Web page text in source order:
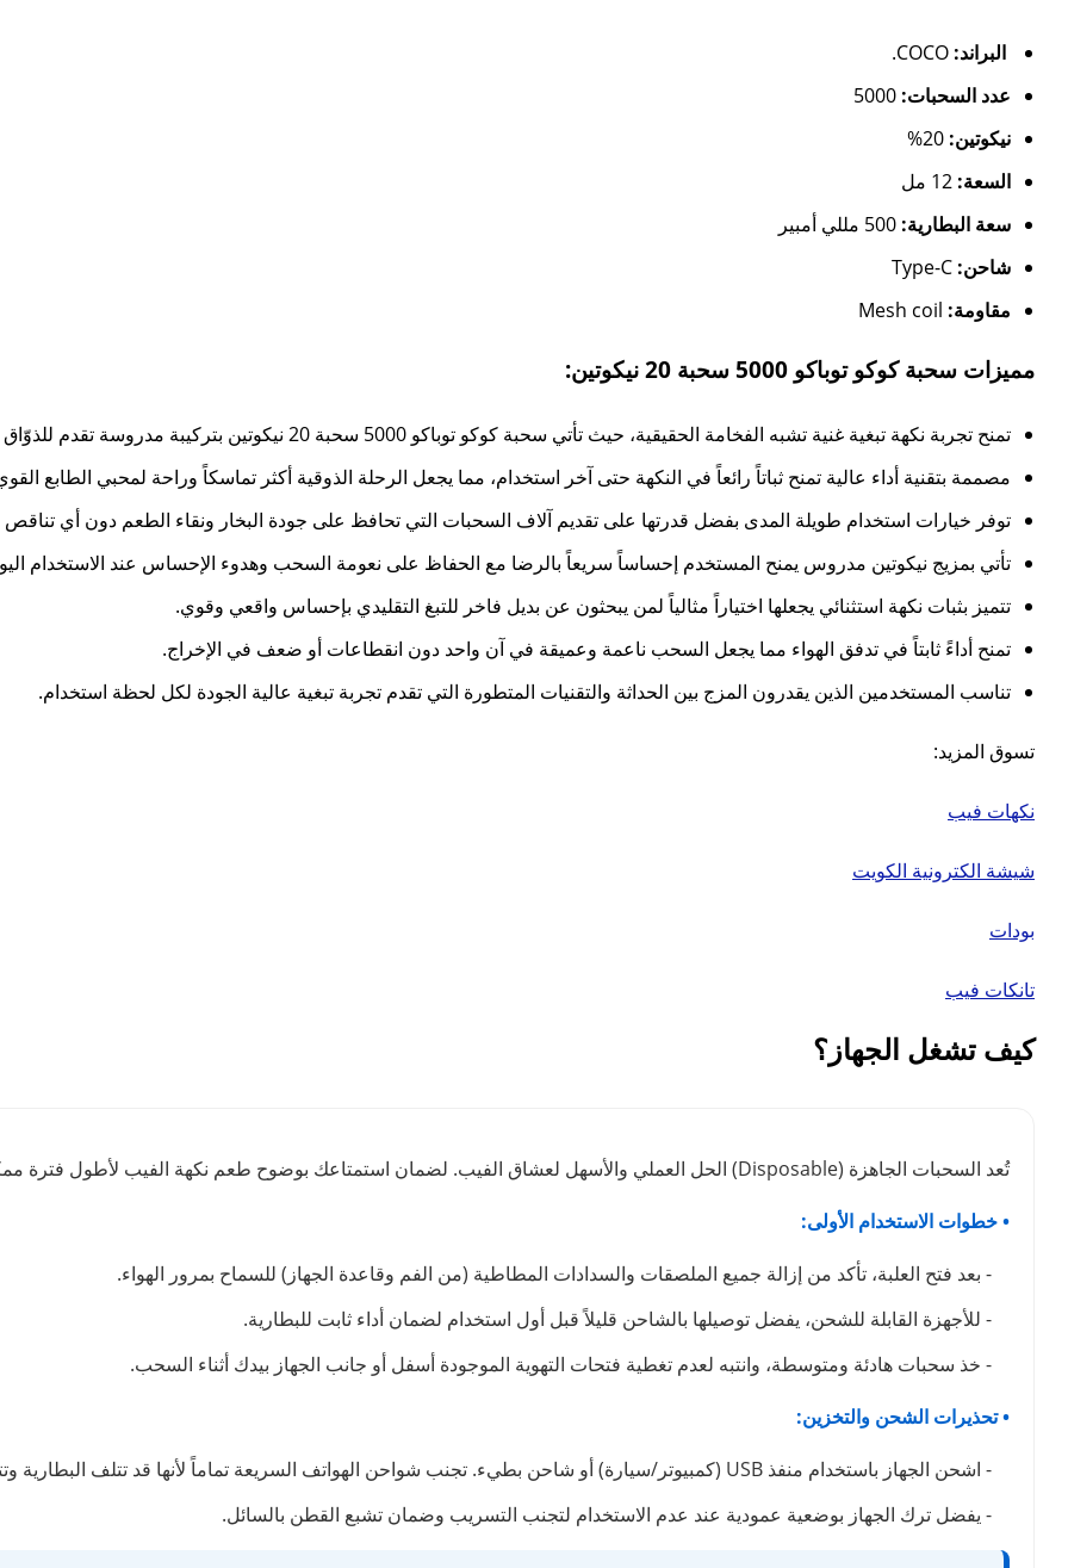
البراند: COCO.
عدد السحبات: 5000
نيكوتين: 20%
السعة: 12 مل
سعة البطارية: 500 مللي أمبير
شاحن: Type-C
مقاومة:
مميزات سحبة كوكو توباكو 5000 سحبة 20 نيكوتين:
تمنح تجربة نكهة تبغية غنية تشبه الفخامة الحقيقية، حيث تأتي سحبة كوكو توباكو 5000 سحبة 20 نيكوتين بتركيبة مدروسة تقدم للذوّاق إحساس العمق والتوازن في كل سحبة.
مصممة بتقنية أداء عالية تمنح ثباتاً رائعاً في النكهة حتى آخر استخدام، مما يجعل الرحلة الذوقية أكثر تماسكاً وراحة لمحبي الطابع
توفر خيارات استخدام طويلة المدى بفضل قدرتها على تقديم آلاف السحبات التي تحافظ على جودة البخار ونقاء الطعم دون أي
تأتي بمزيج نيكوتين مدروس يمنح المستخدم إحساساً سريعاً بالرضا مع الحفاظ على نعومة السحب وهدوء الإحساس عند الاستخدام
تتميز بثبات نكهة استثنائي يجعلها اختياراً مثالياً لمن يبحثون عن بديل فاخر للتبغ التقليدي بإحساس واقعي وقوي.
تمنح أداءً ثابتاً في تدفق الهواء مما يجعل السحب ناعمة وعميقة في آن واحد دون انقطاعات أو ضعف في الإخراج.
تناسب المستخدمين الذين يقدرون المزج بين الحداثة والتقنيات المتطورة التي تقدم تجربة تبغية عالية الجودة لكل لحظة استخدام.
تسوق المزيد:
نكهات فيب
شيشة الكترونية الكويت
بودات
تانكات فيب
كيف تشغل الجهاز؟
تُعد السحبات الجاهزة (Disposable) الحل العملي والأسهل لعشاق الفيب. لضمان استمتاعك بوضوح طعم نكهة الفيب لأطول فترة ممكنة والحفاظ على كفاءة الجهاز، ننصحك باتباع الدليل التالي:
• خطوات الاستخدام الأولى:
- بعد فتح العلبة، تأكد من إزالة جميع الملصقات والسدادات المطاطية (من الفم وقاعدة الجهاز) للسماح بمرور الهواء.
- للأجهزة القابلة للشحن، يفضل توصيلها بالشاحن قليلاً قبل أول استخدام لضمان أداء ثابت للبطارية.
- خذ سحبات هادئة ومتوسطة، وانتبه لعدم تغطية فتحات التهوية الموجودة أسفل أو جانب الجهاز بيدك أثناء السحب.
• تحذيرات الشحن والتخزين:
- اشحن الجهاز باستخدام منفذ USB (كمبيوتر/سيارة) أو شاحن بطيء. تجنب شواحن الهواتف السريعة تماماً لأنها قد تتلف البطارية وتتسبب في حرق نكهة الجهاز.
- يفضل ترك الجهاز بوضعية عمودية عند عدم الاستخدام لتجنب التسريب وضمان تشبع القطن بالسائل.